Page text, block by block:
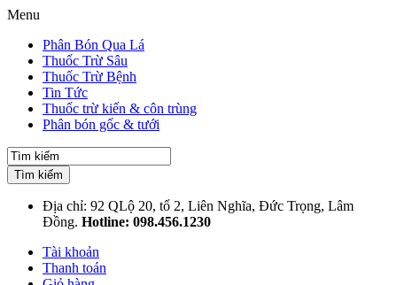
Menu
Phân Bón Qua Lá
Thuốc Trừ Sâu
Thuốc Trừ Bệnh
Tin Tức
Thuốc trừ kiến & côn trùng
Phân bón gốc & tưới
Tìm kiếm
Địa chỉ: 92 QLộ 20, tổ 2, Liên Nghĩa, Đức Trọng, Lâm
Đồng. Hotline: 098.456.1230
Tài khoản
Thanh toán